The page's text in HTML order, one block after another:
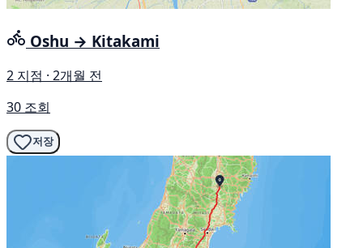
Oshu → Kitakami
2 지점 · 2개월 전
30 조회
저장